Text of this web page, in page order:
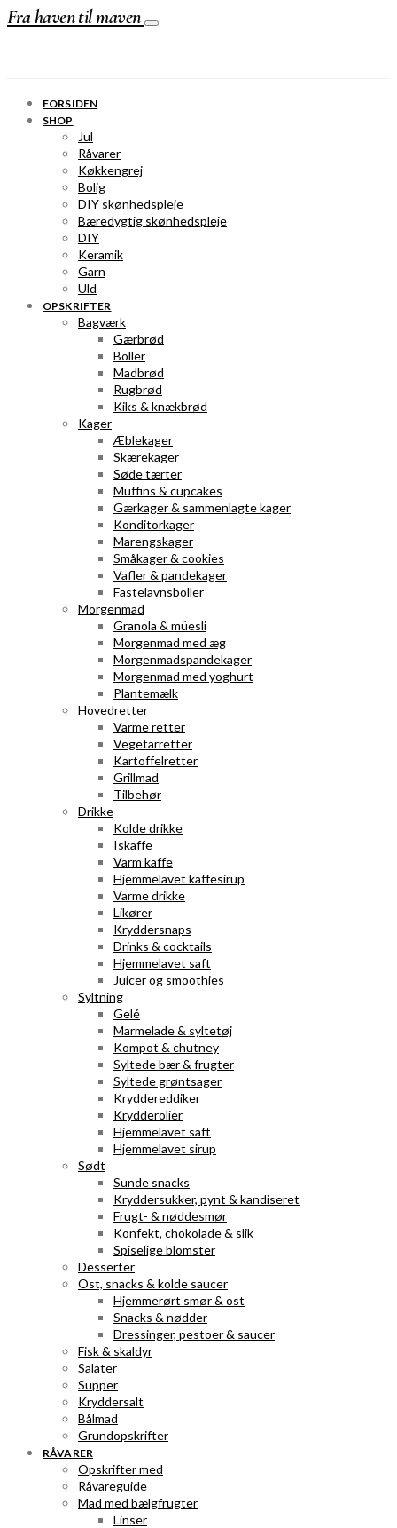
Fra haven til maven
FORSIDEN
SHOP
Jul
Råvarer
Køkkengrej
Bolig
DIY skønhedspleje
Bæredygtig skønhedspleje
DIY
Keramik
Garn
Uld
OPSKRIFTER
Bagværk
Gærbrød
Boller
Madbrød
Rugbrød
Kiks & knækbrød
Kager
Æblekager
Skærekager
Søde tærter
Muffins & cupcakes
Gærkager & sammenlagte kager
Konditorkager
Marengskager
Småkager & cookies
Vafler & pandekager
Fastelavnsboller
Morgenmad
Granola & müesli
Morgenmad med æg
Morgenmadspandekager
Morgenmad med yoghurt
Plantemælk
Hovedretter
Varme retter
Vegetarretter
Kartoffelretter
Grillmad
Tilbehør
Drikke
Kolde drikke
Iskaffe
Varm kaffe
Hjemmelavet kaffesirup
Varme drikke
Likører
Kryddersnaps
Drinks & cocktails
Hjemmelavet saft
Juicer og smoothies
Syltning
Gelé
Marmelade & syltetøj
Kompot & chutney
Syltede bær & frugter
Syltede grøntsager
Kryddereddiker
Krydderolier
Hjemmelavet saft
Hjemmelavet sirup
Sødt
Sunde snacks
Kryddersukker, pynt & kandiseret
Frugt- & nøddesmør
Konfekt, chokolade & slik
Spiselige blomster
Desserter
Ost, snacks & kolde saucer
Hjemmerørt smør & ost
Snacks & nødder
Dressinger, pestoer & saucer
Fisk & skaldyr
Salater
Supper
Kryddersalt
Bålmad
Grundopskrifter
RÅVARER
Opskrifter med
Råvareguide
Mad med bælgfrugter
Linser